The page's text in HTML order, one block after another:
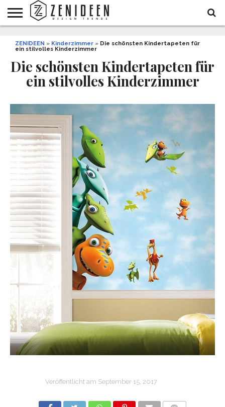
INNENDESIGN
ARCHITEKTUR
GARTEN
UND
LIFESTYLE
DEKO
&
DIY
STYLE
REZEPTE
GESUNDHEIT
WEIHNACHTEN
ZENIDEEN » Kinderzimmer » Die schönsten Kindertapeten für
ein stilvolles Kinderzimmer
Die schönsten Kindertapeten für
ein stilvolles Kinderzimmer
Veröffentlicht am September 15, 2017